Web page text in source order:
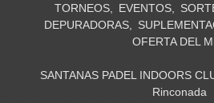
TORNEOS
EVENTOS
DEPURADORAS
OFERTA DEL
SANTANAS PADEL INDOORS
Rinconada